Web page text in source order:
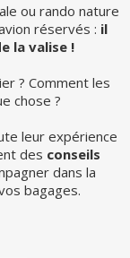
ou rando nature
réservés : il
la valise !
? Comment les
chose ?
leur expérience
des conseils
dans la
bagages.